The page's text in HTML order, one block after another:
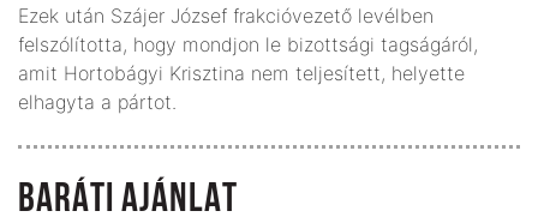
Ezek után Szájer József frakcióvezető levélben
felszólította, hogy mondjon le bizottsági tagságáról,
amit Hortobágyi Krisztina nem teljesített, helyette
elhagyta a pártot.
BARÁTI AJÁNLAT